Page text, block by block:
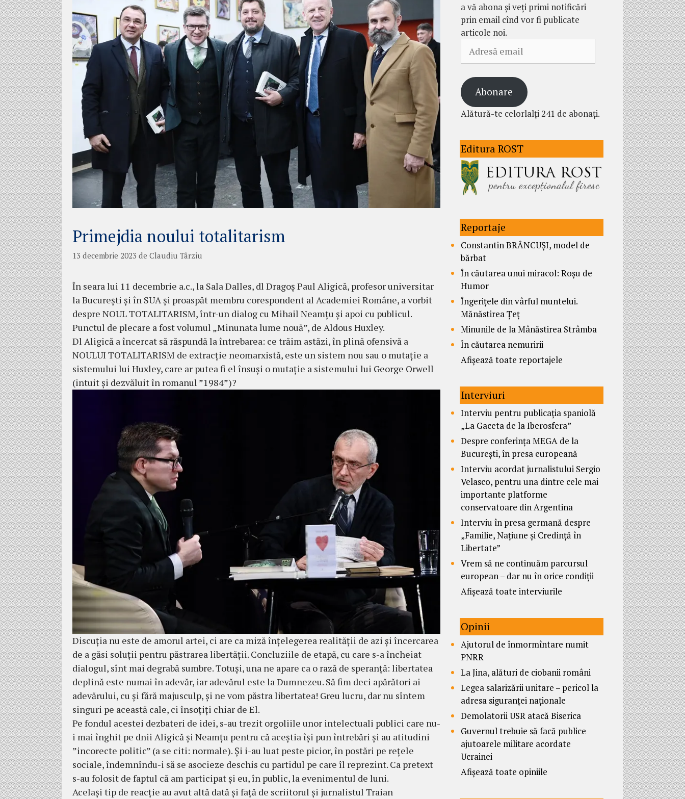
Primejdia noului totalitarism
13 decembrie 2023 de Claudiu Târziu
În seara lui 11 decembrie a.c., la Sala Dalles, dl Dragoș Paul Aligică, profesor universitar
la București și în SUA și proaspăt membru corespondent al Academiei Române, a vorbit
despre NOUL TOTALITARISM, într-un dialog cu Mihail Neamțu și apoi cu publicul.
Punctul de plecare a fost volumul „Minunata lume nouă”, de Aldous Huxley.
Dl Aligică a încercat să răspundă la întrebarea: ce trăim astăzi, în plină ofensivă a
NOULUI TOTALITARISM de extracție neomarxistă, este un sistem nou sau o mutație a
sistemului lui Huxley, care ar putea fi el însuși o mutație a sistemului lui George Orwell
(intuit și dezvăluit în romanul ”1984”)?
Discuția nu este de amorul artei, ci are ca miză înțelegerea realității de azi și încercarea
de a găsi soluții pentru păstrarea libertății. Concluziile de etapă, cu care s-a încheiat
dialogul, sînt mai degrabă sumbre. Totuși, una ne apare ca o rază de speranță: libertatea
deplină este numai în adevăr, iar adevărul este la Dumnezeu. Să fim deci apărători ai
adevărului, cu și fără majusculp, și ne vom păstra libertatea! Greu lucru, dar nu sîntem
singuri pe această cale, ci însoțiți chiar de El.
Pe fondul acestei dezbateri de idei, s-au trezit orgoliile unor intelectuali publici care nu-
i mai înghit pe dnii Aligică și Neamțu pentru că aceștia își pun întrebări și au atitudini
”incorecte politic” (a se citi: normale). Și i-au luat peste picior, în postări pe rețele
sociale, îndemnîndu-i să se asocieze deschis cu partidul pe care îl reprezint. Ca pretext
s-au folosit de faptul că am participat și eu, în public, la evenimentul de luni.
Același tip de reacție au avut altă dată și față de scriitorul și jurnalistul Traian
a vă abona și veți primi notificări
prin email cînd vor fi publicate
articole noi.
email
Abonare
Alătură-te celorlalți 241 de abonați.
Editura ROST
Reportaje
Constantin BRÂNCUȘI, model de
bărbat
În căutarea unui miracol: Roșu de
Humor
Îngerițele din vârful muntelui.
Mănăstirea Țeț
Minunile de la Mânăstirea Strâmba
În căutarea nemuririi
Afișează toate reportajele
Interviuri
Interviu pentru publicația spaniolă
„La Gaceta de la Iberosfera”
Despre conferința MEGA de la
București, în presa europeană
Interviu acordat jurnalistului Sergio
Velasco, pentru una dintre cele mai
importante platforme
conservatoare din Argentina
Interviu în presa germană despre
„Familie, Națiune și Credință în
Libertate”
Vrem să ne continuăm parcursul
european – dar nu în orice condiții
Afișează toate interviurile
Opinii
Ajutorul de înmormîntare numit
PNRR
La Jina, alături de ciobanii români
Legea salarizării unitare – pericol la
adresa siguranței naționale
Demolatorii USR atacă Biserica
Guvernul trebuie să facă publice
ajutoarele militare acordate
Ucrainei
Afișează toate opiniile